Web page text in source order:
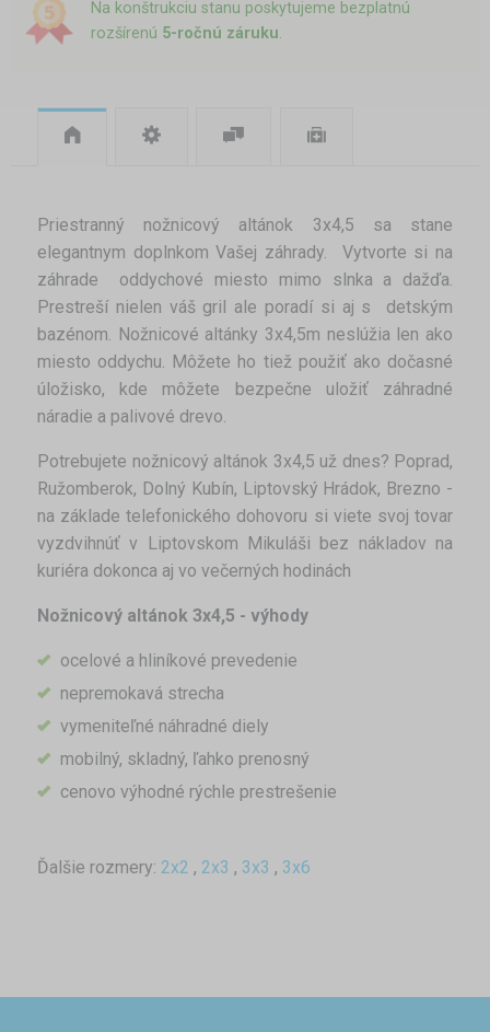
Na konštrukciu stanu poskytujeme bezplatnú
rozšírenú 5-ročnú záruku.
Priestranný nožnicový altánok 3x4,5 sa stane
elegantnym doplnkom Vašej záhrady. Vytvorte si na
záhrade oddychové miesto mimo slnka a dažďa.
Prestreší nielen váš gril ale poradí si aj s detským
bazénom. Nožnicové altánky 3x4,5m neslúžia len ako
miesto oddychu. Môžete ho tiež použiť ako dočasné
úložisko, kde môžete bezpečne uložiť záhradné
náradie a palivové drevo.
Potrebujete nožnicový altánok 3x4,5 už dnes? Poprad,
Ružomberok, Dolný Kubín, Liptovský Hrádok, Brezno -
na základe telefonického dohovoru si viete svoj tovar
vyzdvihnúť v Liptovskom Mikuláši bez nákladov na
kuriéra dokonca aj vo večerných hodinách
Nožnicový altánok 3x4,5 - výhody
ocelové a hliníkové prevedenie
nepremokavá strecha
vymeniteľné náhradné diely
mobilný, skladný, ľahko prenosný
cenovo výhodné rýchle prestrešenie
Ďalšie rozmery: 2x2 , 2x3 , 3x3 , 3x6